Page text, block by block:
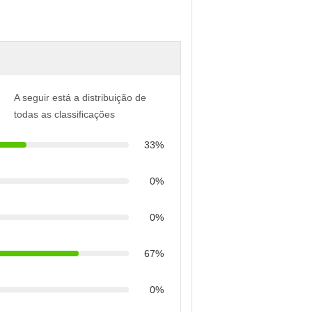
A seguir está a distribuição de
todas as classificações
33%
0%
0%
67%
0%